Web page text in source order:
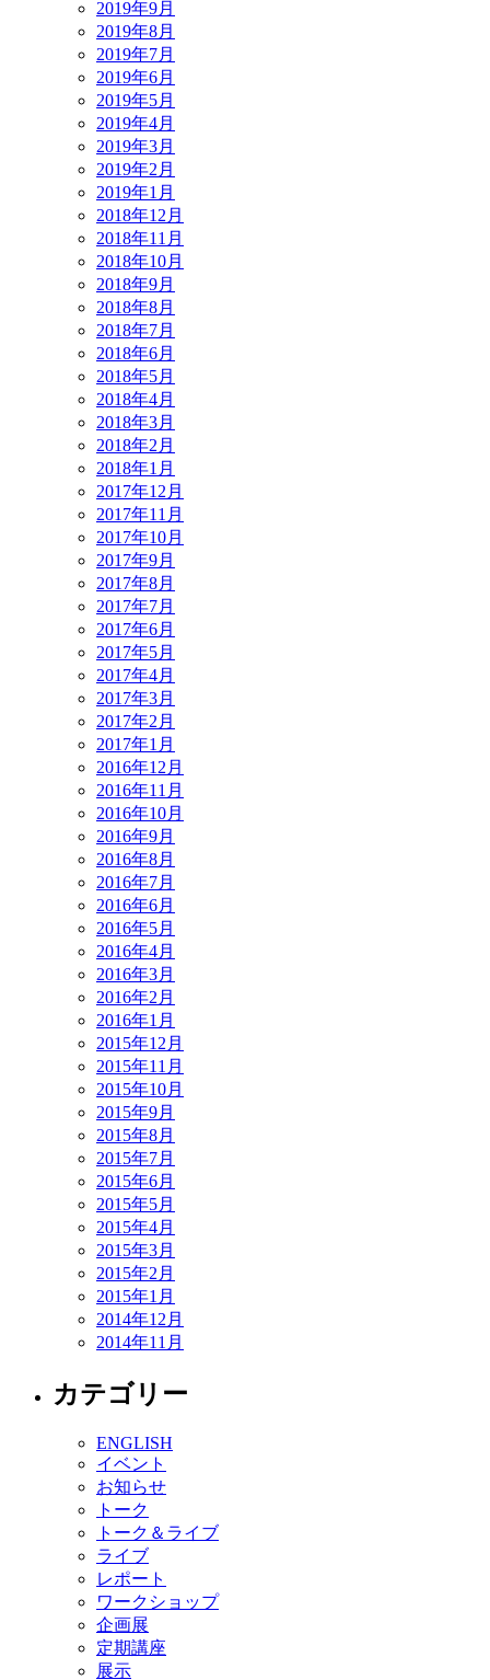
2019年9月
2019年8月
2019年7月
2019年6月
2019年5月
2019年4月
2019年3月
2019年2月
2019年1月
2018年12月
2018年11月
2018年10月
2018年9月
2018年8月
2018年7月
2018年6月
2018年5月
2018年4月
2018年3月
2018年2月
2018年1月
2017年12月
2017年11月
2017年10月
2017年9月
2017年8月
2017年7月
2017年6月
2017年5月
2017年4月
2017年3月
2017年2月
2017年1月
2016年12月
2016年11月
2016年10月
2016年9月
2016年8月
2016年7月
2016年6月
2016年5月
2016年4月
2016年3月
2016年2月
2016年1月
2015年12月
2015年11月
2015年10月
2015年9月
2015年8月
2015年7月
2015年6月
2015年5月
2015年4月
2015年3月
2015年2月
2015年1月
2014年12月
2014年11月
カテゴリー
ENGLISH
イベント
お知らせ
トーク
トーク＆ライブ
ライブ
レポート
ワークショップ
企画展
定期講座
展示